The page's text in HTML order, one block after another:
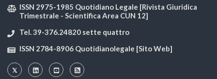
ISSN 2975-1985 Quotidiano Legale [Rivista Giuridica
Trimestrale - Scientifica Area CUN 12]
Tel. 39-376.24820 sette quattro
ISSN 2784-8906 Quotidianolegale [Sito Web]